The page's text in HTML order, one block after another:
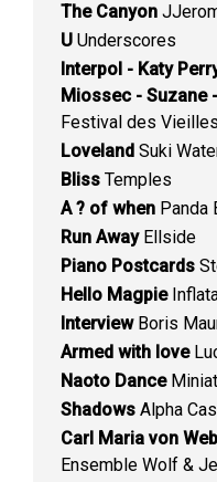
The Canyon
U Underscores
Interpol - Katy
Miossec - Suzane
Festival des
Loveland Suki
Bliss Temples
A ? of when Panda
Run AwayEllside
Piano Postcards
Hello Magpie
InterviewBoris
Armed with love
Naoto Dance
Shadows Alpha
Carl Maria von
Ensemble Wolf &